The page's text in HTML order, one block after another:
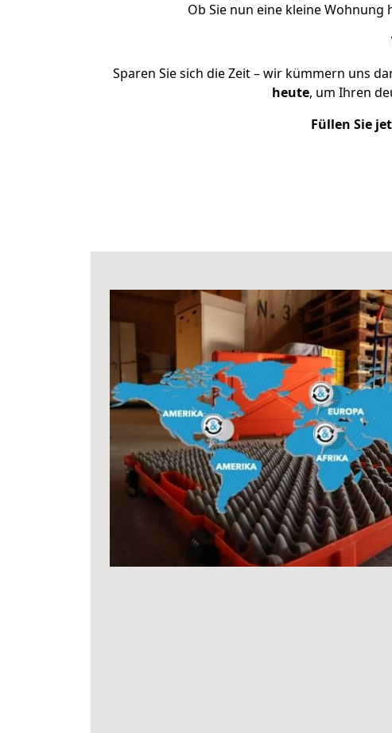
Ob Sie nun eine kleine
Sparen Sie sich die Zeit – wir kümmern uns
heute, um Ihren
Füllen Sie